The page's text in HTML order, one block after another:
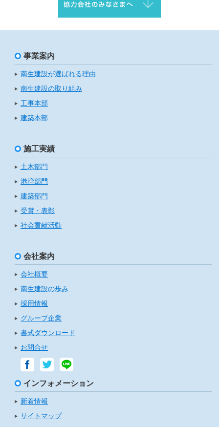
事業案内
南生建設が選ばれる理由
南生建設の取り組み
工事本部
建築本部
施工実績
土木部門
港湾部門
建築部門
受賞・表彰
社会貢献活動
会社案内
会社概要
南生建設の歩み
採用情報
グループ企業
書式ダウンロード
お問合せ
インフォメーション
新着情報
サイトマップ